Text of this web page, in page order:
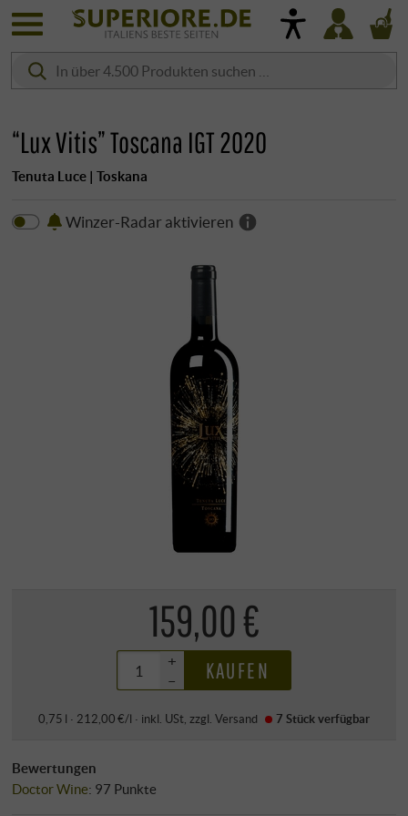
“Lux Vitis” Toscana IGT 2020
Tenuta Luce | Toskana
Winzer-Radar aktivieren
159,00 €
+
–
KAUFEN
0,75 l · 212,00 €/l · inkl. USt , zzgl.Versand 7 Stückverfügbar
Bewertungen
Doctor Wine: 97 Punkte